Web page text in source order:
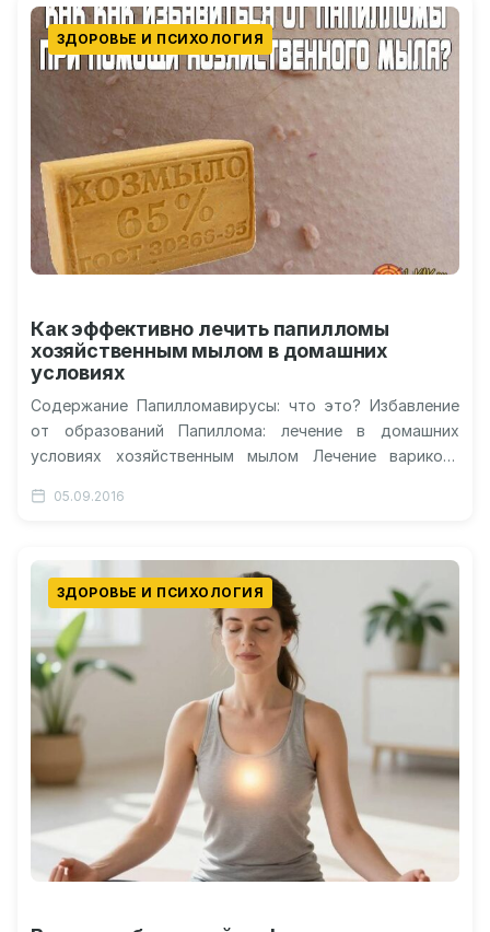
ЗДОРОВЬЕ И ПСИХОЛОГИЯ
Как эффективно лечить папилломы
хозяйственным мылом в домашних
условиях
Содержание Папилломавирусы: что это? Избавление
от образований Папиллома: лечение в домашних
условиях хозяйственным мылом Лечение варикоза
Видео: избавляемся от папиллом…
05.09.2016
ЗДОРОВЬЕ И ПСИХОЛОГИЯ